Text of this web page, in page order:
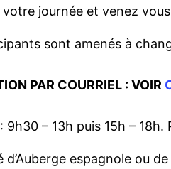
votre journée et venez
sont amenés à
PAR COURRIEL : VOIR
: 9h30 – 13h puis 15h –
d’Auberge espagnole ou